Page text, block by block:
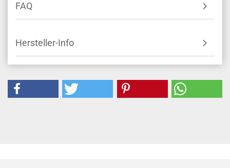
FAQ
Hersteller-Info